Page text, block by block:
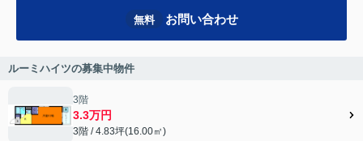
無料 お問い合わせ
ルーミハイツの募集中物件
3階
3.3万円
3階 / 4.83坪(16.00㎡)